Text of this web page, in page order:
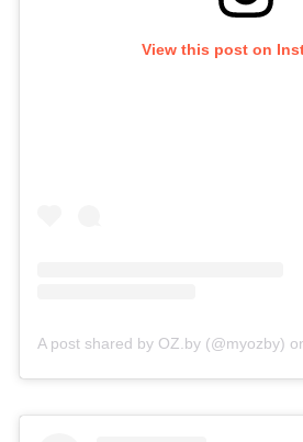
View this post on
A post shared by OZ.by (@myozby)